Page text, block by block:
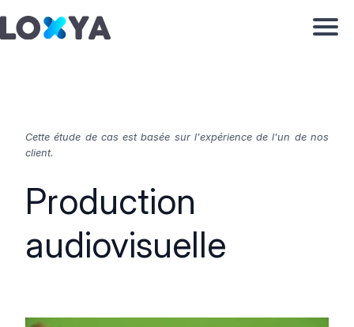
Cette étude de cas est basée sur l'expérience de l'un de nos
client.
Production
audiovisuelle